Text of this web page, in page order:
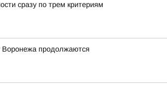
сразу по трем критериям
Воронежа продолжаются